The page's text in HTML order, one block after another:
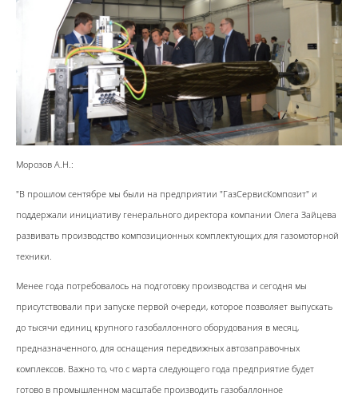
Морозов А.Н.:
"В прошлом сентябре мы были на предприятии "ГазСервисКомпозит" и
поддержали инициативу генерального директора компании Олега Зайцева
развивать производство композиционных комплектующих для газомоторной
техники.
Менее года потребовалось на подготовку производства и сегодня мы
присутствовали при запуске первой очереди, которое позволяет выпускать
до тысячи единиц крупного газобаллонного оборудования в месяц,
предназначенного, для оснащения передвижных автозаправочных
комплексов. Важно то, что с марта следующего года предприятие будет
готово в промышленном масштабе производить газобаллонное